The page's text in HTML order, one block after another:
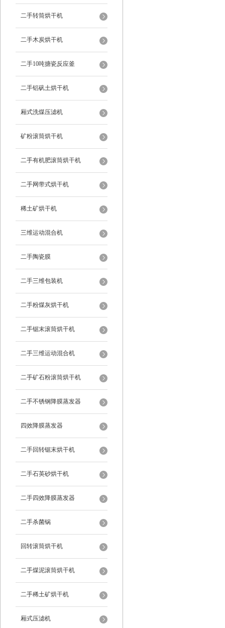
二手转筒烘干机
二手木炭烘干机
二手10吨搪瓷反应釜
二手铝矾土烘干机
厢式洗煤压滤机
矿粉滚筒烘干机
二手有机肥滚筒烘干机
二手网带式烘干机
稀土矿烘干机
三维运动混合机
二手陶瓷膜
二手三维包装机
二手粉煤灰烘干机
二手锯末滚筒烘干机
二手三维运动混合机
二手矿石粉滚筒烘干机
二手不锈钢降膜蒸发器
四效降膜蒸发器
二手回转锯末烘干机
二手石英砂烘干机
二手四效降膜蒸发器
二手杀菌锅
回转滚筒烘干机
二手煤泥滚筒烘干机
二手稀土矿烘干机
厢式压滤机